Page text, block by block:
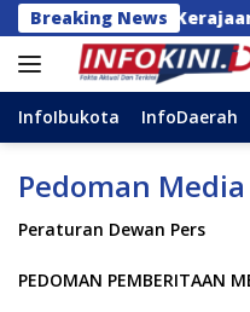
Langsung
ke
konten
Breaking News
Besar Kerajaan dan
InfoIbukota InfoDaerah
Pedoman
Peraturan Dewan Pers
PEDOMAN PEMBERITAAN